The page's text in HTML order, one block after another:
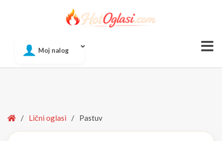
Moj nalog
Home
/ Lični oglasi / Pastuv